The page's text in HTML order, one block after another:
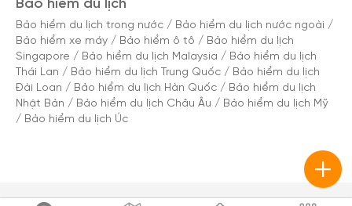
Bảo hiểm du lịch
Bảo hiểm du lịch trong nước / Bảo hiểm du lịch nước ngoài /
Bảo hiểm xe máy / Bảo hiểm ô tô / Bảo hiểm du lịch
Singapore / Bảo hiểm du lịch Malaysia / Bảo hiểm du lịch
Thái Lan / Bảo hiểm du lịch Trung Quốc / Bảo hiểm du lịch
Đài Loan / Bảo hiểm du lịch Hàn Quốc / Bảo hiểm du lịch
Nhật Bản / Bảo hiểm du lịch Châu Âu / Bảo hiểm du lịch Mỹ
/ Bảo hiểm du lịch Úc